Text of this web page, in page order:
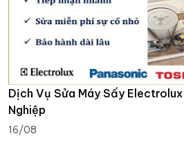
Dịch Vụ Sửa Máy Sấy Electrolux
Nghiệp
16/08